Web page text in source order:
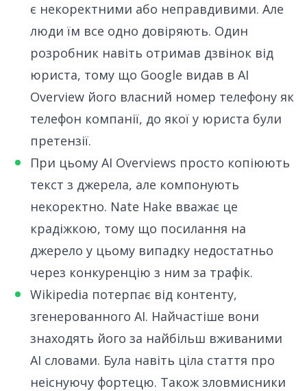
є некоректними або неправдивими. Але
люди їм все одно довіряють. Один
розробник навіть отримав дзвінок від
юриста, тому що Google видав в AI
Overview його власний номер телефону як
телефон компанії, до якої у юриста були
претензії.
При цьому AI Overviews просто копіюють
текст з джерела, але компонують
некоректно. Nate Hake вважає це
крадіжкою, тому що посилання на
джерело у цьому випадку недостатньо
через конкуренцію з ним за трафік.
Wikipedia потерпає від контенту,
згенерованного AI. Найчастіше вони
знаходять його за найбільш вживаними
AI словами. Була навіть ціла стаття про
неіснуючу фортецю. Також зловмисники